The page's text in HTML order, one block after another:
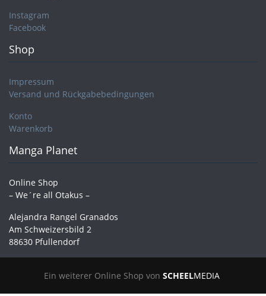
Instagram
Facebook
Shop
Impressum
Versand und Rückgabebedingungen
Konto
Warenkorb
Manga Planet
Online Shop
– We´re all Otakus –
Alejandra Rangel Granados
Am Schweizersbild 2
88630 Pfullendorf
Ein weiterer Online Shop von SCHEELMEDIA